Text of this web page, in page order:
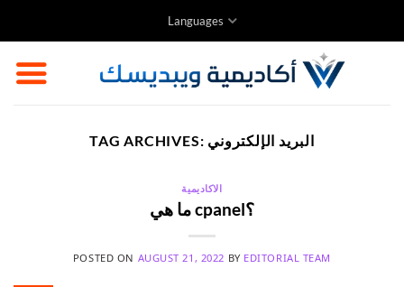
to
content
Languages
TAG ARCHIVES: البريد الإلكتروني
الاكاديمية
ما هي cpanel؟
POSTED ON AUGUST 21, 2022 BY EDITORIAL TEAM